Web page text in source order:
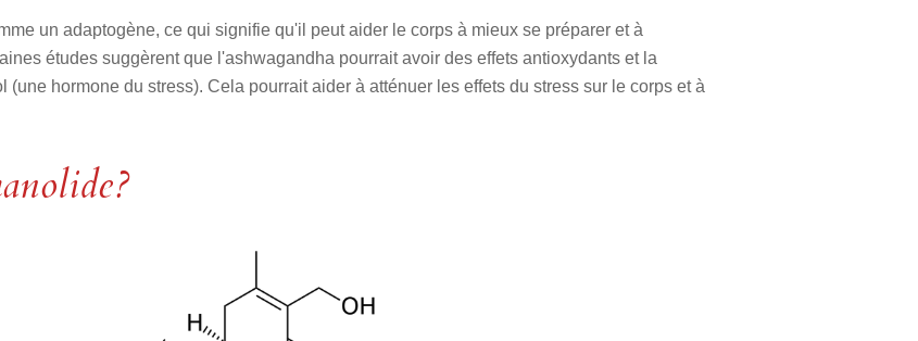
un adaptogène, ce qui signifie qu'il peut aider le corps à mieux se préparer et à
études suggèrent que l'ashwagandha pourrait avoir des effets antioxydants et la
hormone du stress). Cela pourrait aider à atténuer les effets du stress sur le corps et à